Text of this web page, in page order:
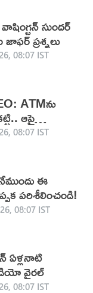
సుందర్
ప్రశ్నలు
08:07 IST
ATMను
ఆపై
08:07 IST
ఈ
పరిశీలించండి!
08:07 IST
ఏళ్లనాటి
వైరల్
08:07 IST